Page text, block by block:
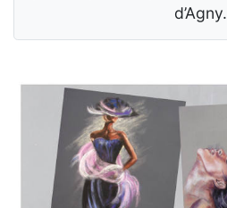
d’Agny.